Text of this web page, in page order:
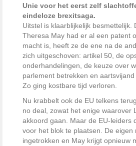
Unie voor het eerst zelf
eindeloze brexitsaga.
Uitstel is klaarblijkelijk besmettelijk.
Theresa May had er al een patent
macht is, heeft ze de ene na de
zich uitgeschoven: artikel 50, de
onderhandelingen, de keuze over
parlement betrekken en aartsvijand
Zo ging kostbare tijd verloren.
Nu krabbelt ook de EU telkens
no deal, zowat het enige waarover
akkoord gaan. Maar de EU-leiders
voor het blok te plaatsen. De eigen
ingetrokken en May krijgt opnieuw